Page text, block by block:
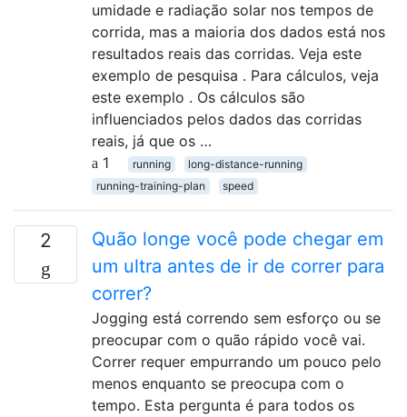
umidade e radiação solar nos tempos de
corrida, mas a maioria dos dados está nos
resultados reais das corridas. Veja este
exemplo de pesquisa . Para cálculos, veja
este exemplo . Os cálculos são
influenciados pelos dados das corridas
reais, já que os …
1
running
long-distance-running
running-training-plan
speed
2
Quão longe você pode chegar em
um ultra antes de ir de correr para
correr?
Jogging está correndo sem esforço ou se
preocupar com o quão rápido você vai.
Correr requer empurrando um pouco pelo
menos enquanto se preocupa com o
tempo. Esta pergunta é para todos os